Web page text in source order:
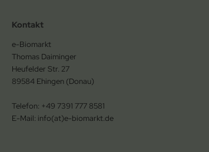
Kontakt
e-Biomarkt
Thomas Daiminger
Heufelder Str. 27
89584 Ehingen (Donau)
Telefon: +49 7391 777 8581
E-Mail: info(at)e-biomarkt.de